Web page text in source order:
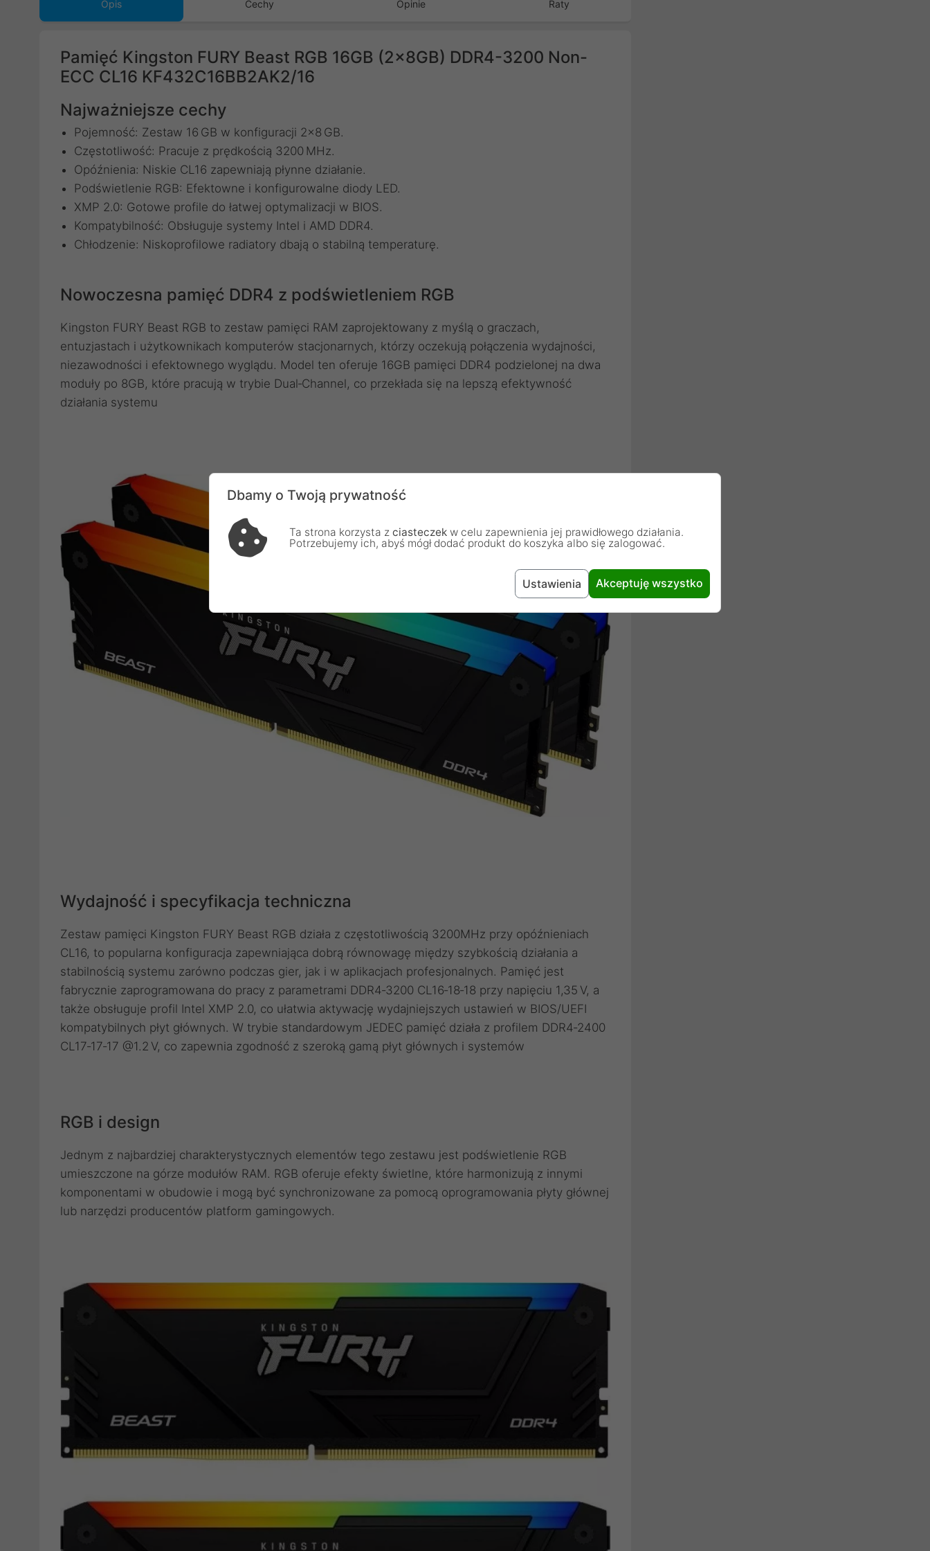
Opis Cechy Opinie Raty
Pamięć Kingston FURY Beast RGB 16GB (2x8GB) DDR4-3200 Non-
ECC CL16 KF432C16BB2AK2/16
Najważniejsze cechy
Pojemność: Zestaw 16 GB w konfiguracji 2x8 GB.
Częstotliwość: Pracuje z prędkością 3200 MHz.
Opóźnienia: Niskie CL16 zapewniają płynne działanie.
Podświetlenie RGB: Efektowne i konfigurowalne diody LED.
XMP 2.0: Gotowe profile do łatwej optymalizacji w BIOS.
Kompatybilność: Obsługuje systemy Intel i AMD DDR4.
Chłodzenie: Niskoprofilowe radiatory dbają o stabilną temperaturę.
Nowoczesna pamięć DDR4 z podświetleniem RGB
Kingston FURY Beast RGB to zestaw pamięci RAM zaprojektowany z myślą o graczach,
entuzjastach i użytkownikach komputerów stacjonarnych, którzy oczekują połączenia wydajności,
niezawodności i efektownego wyglądu. Model ten oferuje 16GB pamięci DDR4 podzielonej na dwa
moduły po 8GB, które pracują w trybie Dual‑Channel, co przekłada się na lepszą efektywność
działania systemu
Wydajność i specyfikacja techniczna
Zestaw pamięci Kingston FURY Beast RGB działa z częstotliwością 3200MHz przy opóźnieniach
CL16, to popularna konfiguracja zapewniająca dobrą równowagę między szybkością działania a
stabilnością systemu zarówno podczas gier, jak i w aplikacjach profesjonalnych. Pamięć jest
fabrycznie zaprogramowana do pracy z parametrami DDR4‑3200 CL16‑18‑18 przy napięciu 1,35 V, a
także obsługuje profil Intel XMP 2.0, co ułatwia aktywację wydajniejszych ustawień w BIOS/UEFI
kompatybilnych płyt głównych. W trybie standardowym JEDEC pamięć działa z profilem DDR4‑2400
CL17‑17‑17 @1.2 V, co zapewnia zgodność z szeroką gamą płyt głównych i systemów
RGB i design
Jednym z najbardziej charakterystycznych elementów tego zestawu jest podświetlenie RGB
umieszczone na górze modułów RAM. RGB oferuje efekty świetlne, które harmonizują z innymi
komponentami w obudowie i mogą być synchronizowane za pomocą oprogramowania płyty głównej
lub narzędzi producentów platform gamingowych.
Dbamy o Twoją prywatność
Ta strona korzysta z ciasteczek w celu zapewnienia jej prawidłowego działania.
Potrzebujemy ich, abyś mógł dodać produkt do koszyka albo się zalogować.
Ustawienia Akceptuję wszystko